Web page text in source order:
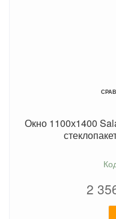
Окно 1100х1400
2